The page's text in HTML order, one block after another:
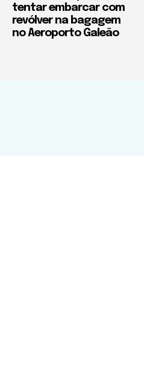
tentar embarcar com
revólver na bagagem
no Aeroporto Galeão